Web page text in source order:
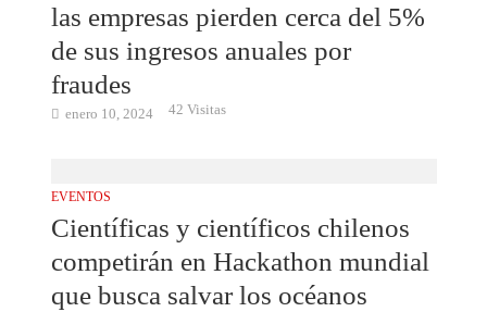
las empresas pierden cerca del 5%
de sus ingresos anuales por
fraudes
enero 10, 2024 42 Visitas
EVENTOS
Científicas y científicos chilenos
competirán en Hackathon mundial
que busca salvar los océanos